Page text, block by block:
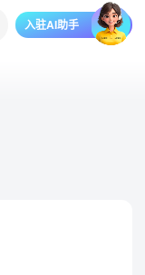
入驻AI助手